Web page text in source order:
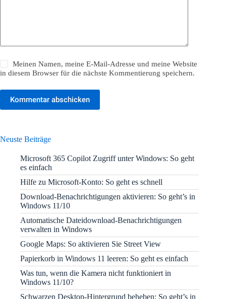
Meinen Namen, meine E-Mail-Adresse und meine Website
in diesem Browser für die nächste Kommentierung speichern.
Kommentar abschicken
Neuste Beiträge
Microsoft 365 Copilot Zugriff unter Windows: So geht
es einfach
Hilfe zu Microsoft-Konto: So geht es schnell
Download-Benachrichtigungen aktivieren: So geht’s in
Windows 11/10
Automatische Dateidownload-Benachrichtigungen
verwalten in Windows
Google Maps: So aktivieren Sie Street View
Papierkorb in Windows 11 leeren: So geht es einfach
Was tun, wenn die Kamera nicht funktioniert in
Windows 11/10?
Schwarzen Desktop-Hintergrund beheben: So geht’s in